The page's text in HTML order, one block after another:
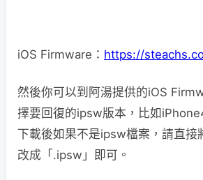
iOS Firmware： https://
然後你可以到阿湯提供的iOS
擇要回復的ipsw版本，比如
下載後如果不是ipsw檔案，請直接
改成「.ipsw」即可。